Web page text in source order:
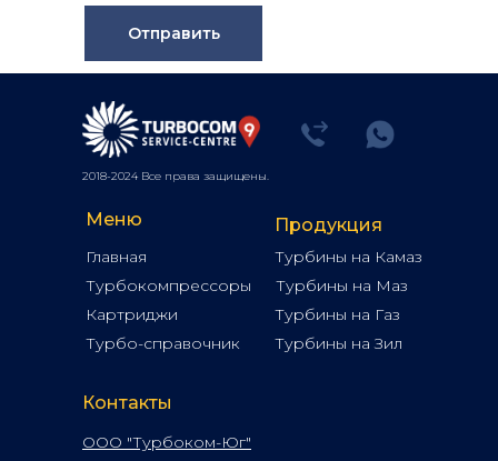
Отправить
2018-2024 Все права защищены.
Меню
Главная
Турбокомпрессоры
Картриджи
Турбо-справочник
Продукция
Турбины на Камаз
Турбины на Маз
Турбины на Газ
Турбины на Зил
Контакты
ООО "Турбоком-Юг"